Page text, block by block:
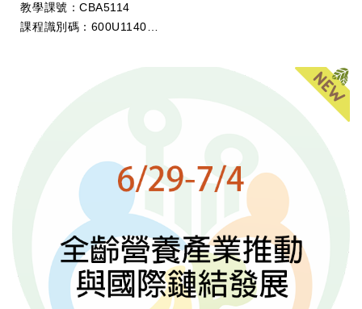
教學課號：CBA5114
課程識別碼：600U1140
開課教師：周呈霙 教授 (國立臺灣大學生物機電工程學系)、